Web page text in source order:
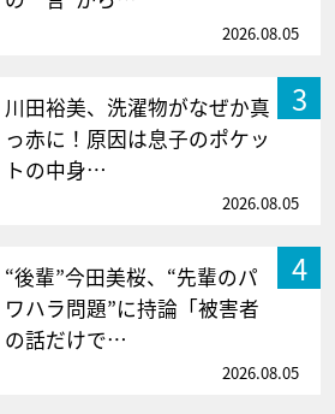
2026.08.05
3
川田裕美、洗濯物がなぜか真
っ赤に！原因は息子のポケッ
トの中身…
2026.08.05
4
“後輩”今田美桜、“先輩のパ
ワハラ問題”に持論「被害者
の話だけで…
2026.08.05